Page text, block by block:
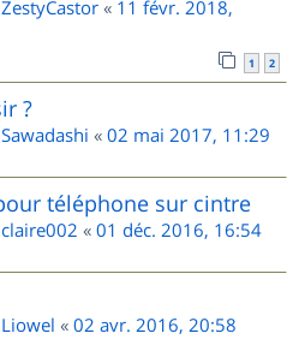
ZestyCastor « 11 févr. 2018,
1 2
?
Sawadashi « 02 mai 2017, 11:29
téléphone sur cintre
claire002 « 01 déc. 2016, 16:54
Liowel « 02 avr. 2016, 20:58